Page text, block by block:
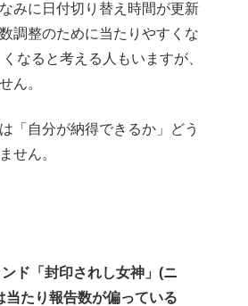
みに日付切り替え時間が更新
調整のために当たりやすくな
なると考える人もいますが、
ん。
「自分が納得できるか」どう
せん。
ド「封印されし女神」(ニ
当たり報告数が偏っている